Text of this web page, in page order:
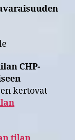
CHP-
kertovat